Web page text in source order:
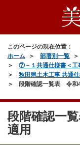
このページの現在位置：
ホーム
部署別一覧
⑦－１共通仕様書＜工
秋田県土木工事 共通
段階確認一覧表 令和
段階確認一
適用